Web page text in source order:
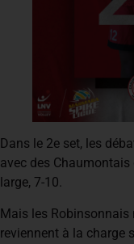
Dans le 2e set, les
avec des
large, 7-10.
Mais les Robinsonnais
reviennent à la charge